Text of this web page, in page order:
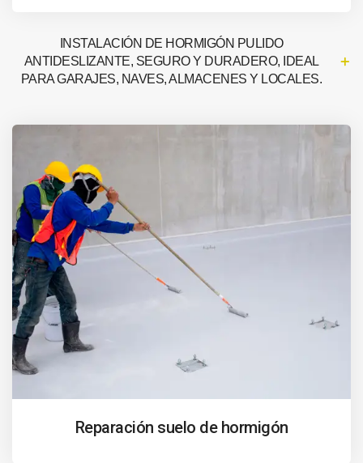
INSTALACIÓN DE HORMIGÓN PULIDO
ANTIDESLIZANTE, SEGURO Y DURADERO, IDEAL
PARA GARAJES, NAVES, ALMACENES Y LOCALES.
Reparación suelo de hormigón